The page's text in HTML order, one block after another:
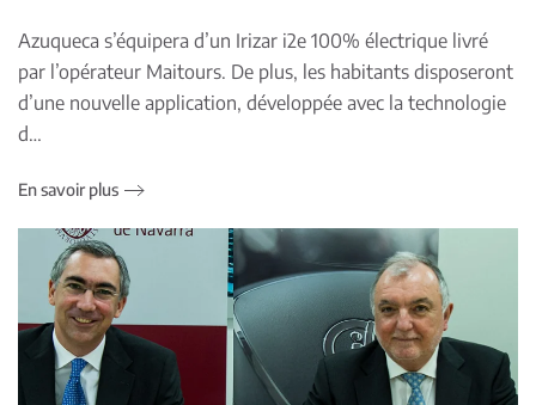
Azuqueca s’équipera d’un Irizar i2e 100% électrique livré
par l’opérateur Maitours. De plus, les habitants disposeront
d’une nouvelle application, développée avec la technologie
d…
En savoir plus